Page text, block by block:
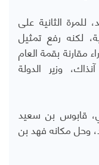
الثانية على
لكنه رفع تمثيل
مقارنة بقمة العام
وزير الدولة
قابوس بن سعيد
وحل مكانه فهد بن